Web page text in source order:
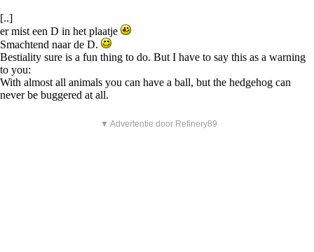
[..]
er mist een D in het plaatje
Smachtend naar de D.
Bestiality sure is a fun thing to do. But I have to say this as a warning
to you:
With almost all animals you can have a ball, but the hedgehog can
never be buggered at all.
▼ Advertentie door Refinery89